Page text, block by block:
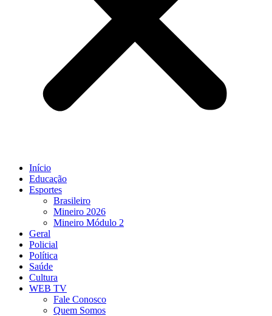
Início
Educação
Esportes
Brasileiro
Mineiro 2026
Mineiro Módulo 2
Geral
Policial
Política
Saúde
Cultura
WEB TV
Fale Conosco
Quem Somos